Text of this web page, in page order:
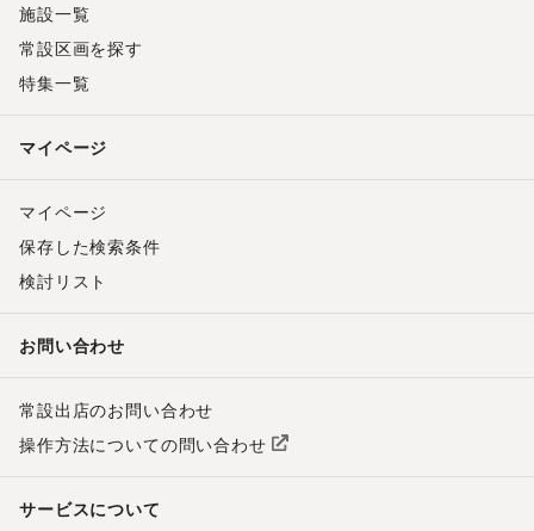
施設一覧
常設区画を探す
特集一覧
マイページ
マイページ
保存した検索条件
検討リスト
お問い合わせ
常設出店のお問い合わせ
操作方法についての問い合わせ
サービスについて